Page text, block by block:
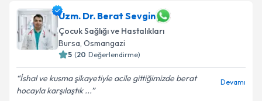
takvim hazırlandığında e-posta ile bilgilendireceğiz.
E-posta Adresiniz
Kişisel verilerimin işlenmesine ilişkin
Uzm. Dr. Berat Sevgin
Çocuk Sağlığı ve Hastalıkları
Bursa, Osmangazi
5 (20 Değerlendirme)
İshal ve kusma şikayetiyle acile gittiğimizde berat
hocayla karşılaştık ...
Devamı